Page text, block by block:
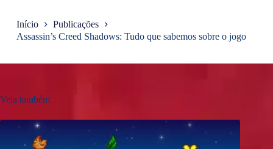
Início
Publicações
Assassin’s Creed Shadows: Tudo que sabemos sobre o jogo
Veja também